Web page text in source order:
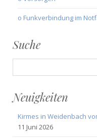
o Funkverbindung im
Suche
for:
Neuigkeiten
Kirmes in Weidenbach
11 Juni 2026